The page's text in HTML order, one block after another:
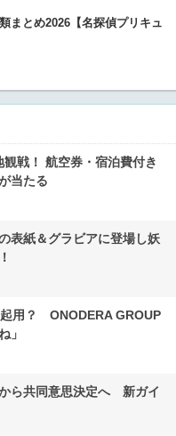
まとめ2026【名探偵プリキュ
戦！ 航空券・宿泊費付き
当たる
表紙＆グラビアに登場し妖
用？ ONODERA GROUP
」
ら共同意思決定へ 新ガイ